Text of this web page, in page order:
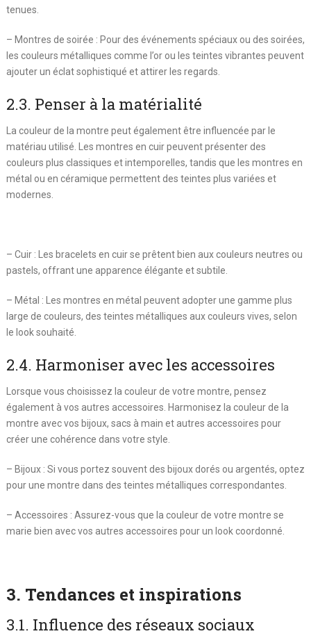
tenues.
– Montres de soirée : Pour des événements spéciaux ou des soirées,
les couleurs métalliques comme l’or ou les teintes vibrantes peuvent
ajouter un éclat sophistiqué et attirer les regards.
2.3. Penser à la matérialité
La couleur de la montre peut également être influencée par le
matériau utilisé. Les montres en cuir peuvent présenter des
couleurs plus classiques et intemporelles, tandis que les montres en
métal ou en céramique permettent des teintes plus variées et
modernes.
– Cuir : Les bracelets en cuir se prêtent bien aux couleurs neutres ou
pastels, offrant une apparence élégante et subtile.
– Métal : Les montres en métal peuvent adopter une gamme plus
large de couleurs, des teintes métalliques aux couleurs vives, selon
le look souhaité.
2.4. Harmoniser avec les accessoires
Lorsque vous choisissez la couleur de votre montre, pensez
également à vos autres accessoires. Harmonisez la couleur de la
montre avec vos bijoux, sacs à main et autres accessoires pour
créer une cohérence dans votre style.
– Bijoux : Si vous portez souvent des bijoux dorés ou argentés, optez
pour une montre dans des teintes métalliques correspondantes.
– Accessoires : Assurez-vous que la couleur de votre montre se
marie bien avec vos autres accessoires pour un look coordonné.
3. Tendances et inspirations
3.1. Influence des réseaux sociaux